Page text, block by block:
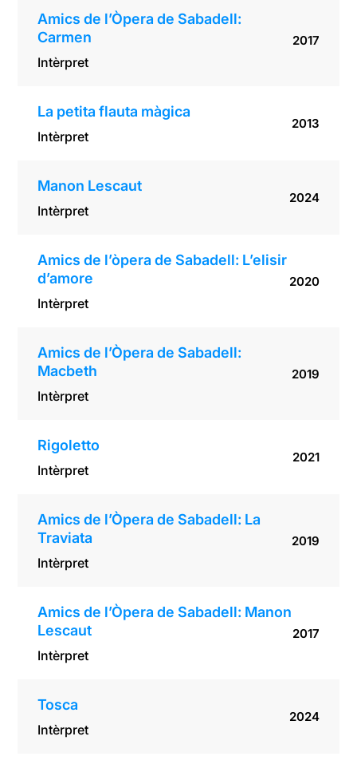
Amics de l’Òpera de Sabadell:
Carmen
Intèrpret
2017
La petita flauta màgica
Intèrpret
2013
Manon Lescaut
Intèrpret
2024
Amics de l’òpera de Sabadell: L’elisir
d’amore
Intèrpret
2020
Amics de l’Òpera de Sabadell:
Macbeth
Intèrpret
2019
Rigoletto
Intèrpret
2021
Amics de l’Òpera de Sabadell: La
Traviata
Intèrpret
2019
Amics de l’Òpera de Sabadell: Manon
Lescaut
Intèrpret
2017
Tosca
Intèrpret
2024